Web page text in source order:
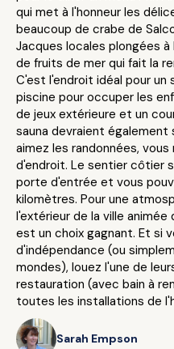
qui met à l'honneur les
beaucoup de crabe de
Jacques locales plongées à
de fruits de mer qui fait la
C'est l'endroit idéal pour un
piscine pour occuper les
de jeux extérieure et un
sauna devraient également
aimez les randonnées,
d'endroit. Le sentier côtier
porte d'entrée et vous
kilomètres. Pour une
l'extérieur de la ville animée
est un choix gagnant. Et si
d'indépendance (ou
mondes), louez l'une de
restauration (avec bain à
toutes les installations de
Sarah Empson